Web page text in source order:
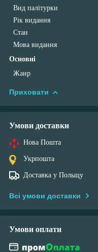
Вид палітурки
Рік видання
Стан
Мова видання
Основні
Жанр
Приховати
Умови доставки
Нова Пошта
Укрпошта
Доставка у Польщу
Всі умови доставки
Умови оплати